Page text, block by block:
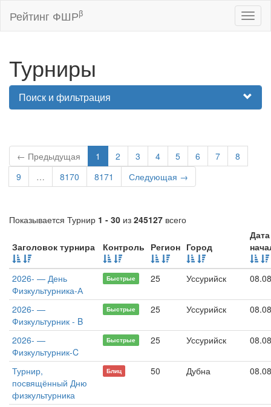
Рейтинг ФШРβ
Турниры
Поиск и фильтрация
← Предыдущая 1 2 3 4 5 6 7
8
9
… 8170 8171 Следующая →
Показывается Турнир 1 - 30 из 245127 всего
Заголовок турнира Контроль Регион Город
Дата
2026- — День
Физкультурника-А
Быстрые 25 Уссурийск
2026- —
Физкультурник - B
Быстрые 25 Уссурийск
2026- —
Физкультурник-C
Быстрые 25 Уссурийск
Турнир,
посвящённый Дню
физкультурника
Блиц 50 Дубна